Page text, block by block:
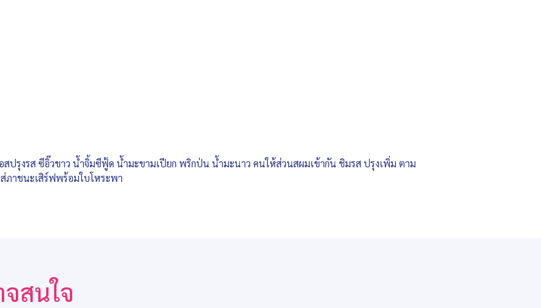
ปรุงรส ซีอิ๊วขาว น้ำจิ้มซีฟู้ด น้ำมะขามเปียก พริกป่น น้ำมะนาว คนให้ส่วนสผมเข้ากัน ชิมรส ปรุงเพิ่ม ตาม
ภาชนะเสิร์ฟพร้อมใบโหระพา
สนใจ